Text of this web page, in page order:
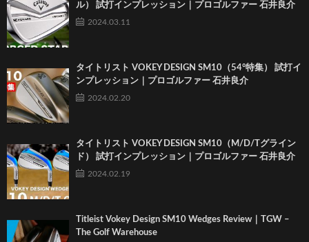
ル） 試打インプレッション｜プロゴルファー 石井良介
2024.03.11
タイトリスト VOKEY DESIGN SM10（54°特集） 試打イ
ンプレッション｜プロゴルファー 石井良介
2024.02.20
タイトリスト VOKEY DESIGN SM10（M/D/Tグライン
ド） 試打インプレッション｜プロゴルファー 石井良介
2024.02.19
Titleist Vokey Design SM10 Wedges Review｜TGW –
The Golf Warehouse